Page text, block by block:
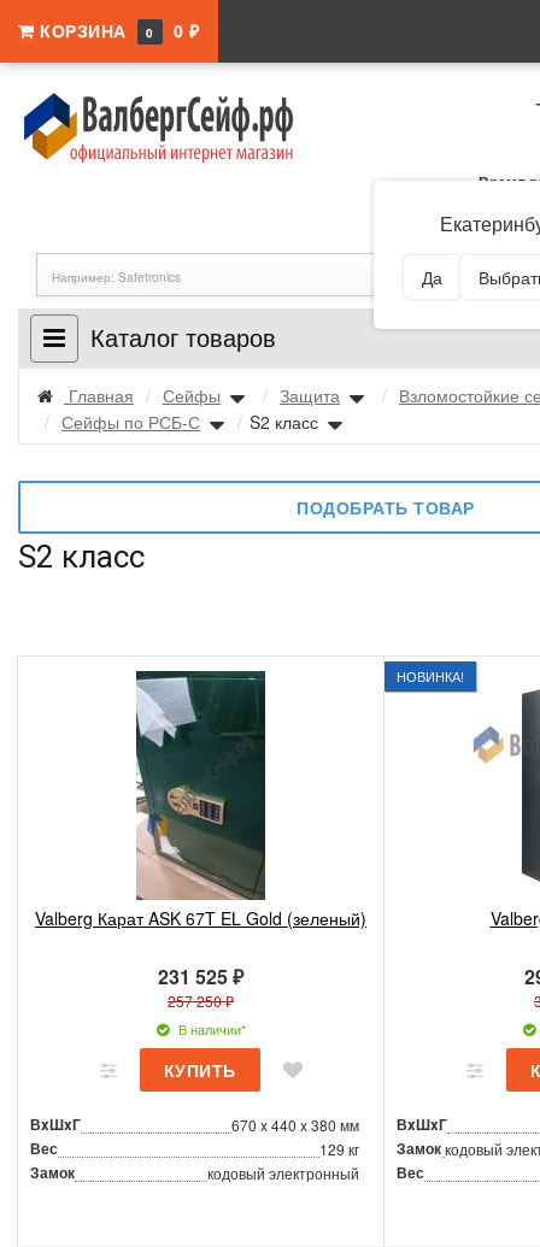
КОРЗИНА 0 0 ₽
Да
Время
Каталог товаров
Главная / Сейфы / Защита / Взломостойкие
/ Сейфы по РСБ-С / S2 класс
ПОДОБРАТЬ ТОВАР
S2 класс
Valberg Карат ASK 67T EL Gold (зеленый)
231 525 ₽
257 250 ₽
В наличии*
ВxШxГ 670 x 440 x 380 мм
Вес 129 кг
Замок кодовый электронный
НОВИНКА!
ВxШxГ
Замоккодовый
Вес